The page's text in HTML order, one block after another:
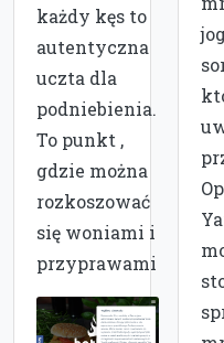
każdy kęs to
autentyczna
uczta dla
podniebienia.
To punkt ,
gdzie można
rozkoszować
się woniami i
przyprawami